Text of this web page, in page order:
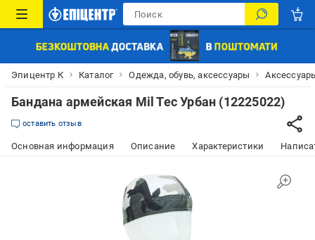
Эпицентр К Каталог Одежда, обувь, аксессуары
Бандана армейская Mil Tec Урбан (12225022)
оставить отзыв
Основная информация Описание Характеристики